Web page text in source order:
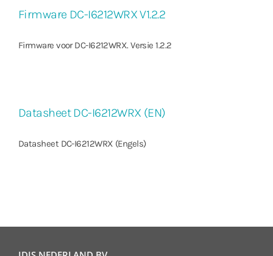
Firmware DC-I6212WRX V1.2.2
Firmware voor DC-I6212WRX. Versie 1.2.2
Datasheet DC-I6212WRX (EN)
Datasheet DC-I6212WRX (Engels)